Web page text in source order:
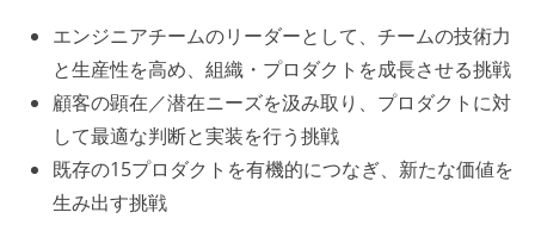
エンジニアチームのリーダーとして、チームの技術力
と生産性を高め、組織・プロダクトを成長させる挑戦
顧客の顕在／潜在ニーズを汲み取り、プロダクトに対
して最適な判断と実装を行う挑戦
既存の15プロダクトを有機的につなぎ、新たな価値を
生み出す挑戦